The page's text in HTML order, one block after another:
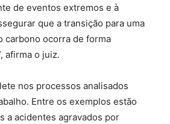
de eventos extremos e à
que a transição para uma
carbono ocorra de forma
afirma o juiz.
nos processos analisados
Entre os exemplos estão
a acidentes agravados por